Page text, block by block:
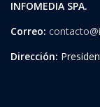
INFOMEDIA SPA.
Correo:
Dirección: